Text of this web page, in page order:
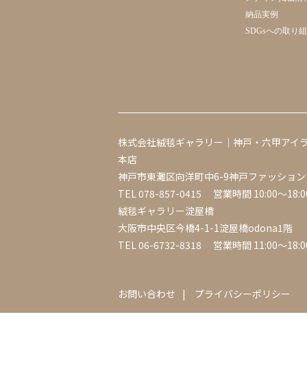
納品実例
SDGsへの取り
株式会社絨毯ギャラリー｜神戸・六甲アイ
本店
神戸市東灘区向洋町中6-9神戸ファッショ
TEL078-857-0415 営業時間 10:00～
絨毯ギャラリー淀屋橋
大阪市中央区今橋4-1-1淀屋橋odona1階
TEL06-6732-8318 営業時間 11:00～
お問い合わせ プライバシーポリシー